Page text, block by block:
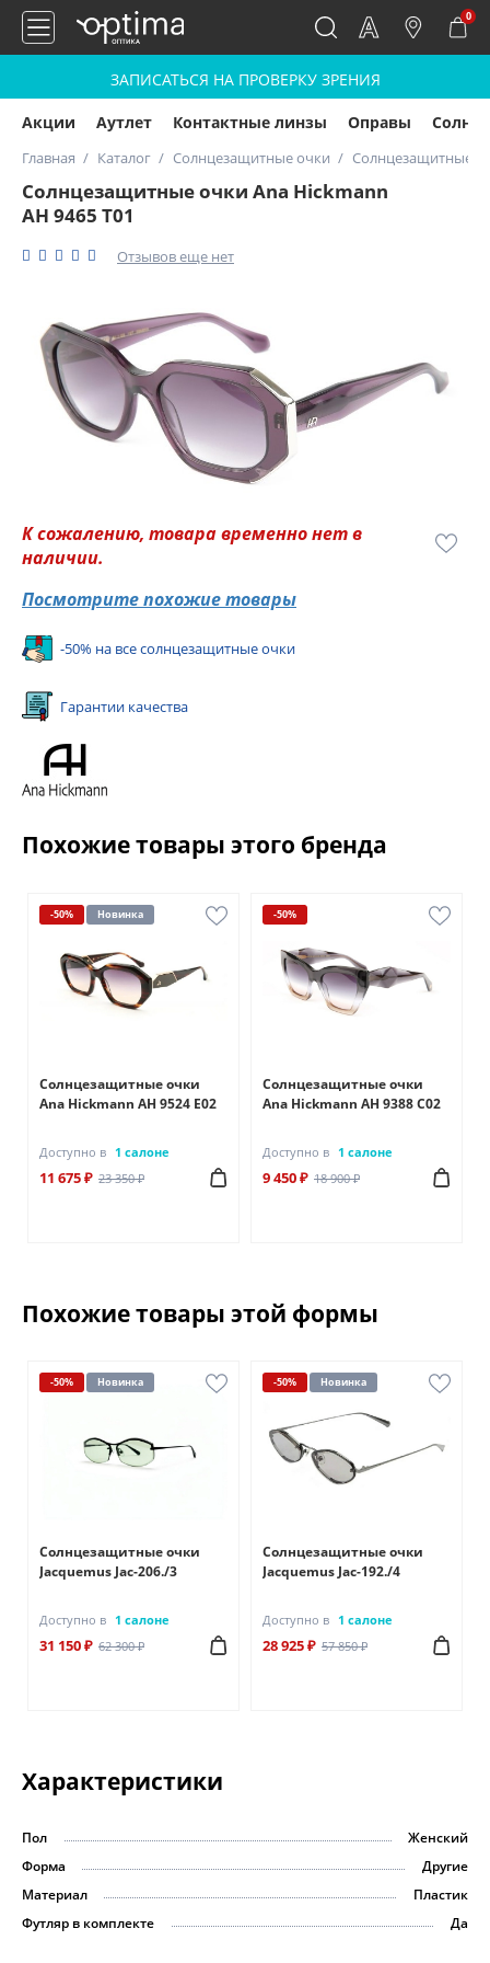
0
ЗАПИСАТЬСЯ НА ПРОВЕРКУ ЗРЕНИЯ
Акции Аутлет Контактные линзы Оправы
Главная Каталог Солнцезащитные очки Солнцезащитные
Солнцезащитные очки Ana Hickmann
AH 9465 T01
Отзывов еще нет
К сожалению, товара временно нет в
наличии.
Посмотрите похожие товары
-50% на все солнцезащитные очки
Гарантии качества
Похожие товары этого бренда
-50% Новинка
Солнцезащитные очки
Ana Hickmann AH 9524 E02
Доступно в 1 салоне
11 675 ₽ 23 350 ₽
-50%
Солнцезащитные очки
Ana Hickmann AH 9388 C02
Доступно в 1 салоне
9 450 ₽ 18 900 ₽
Похожие товары этой формы
-50% Новинка
Солнцезащитные очки
Jacquemus Jac-206./3
Доступно в 1 салоне
31 150 ₽ 62 300 ₽
-50% Новинка
Солнцезащитные очки
Jacquemus Jac-192./4
Доступно в 1 салоне
28 925 ₽ 57 850 ₽
Характеристики
Пол
Женский
Форма
Другие
Материал
Пластик
Футляр в комплекте
Да